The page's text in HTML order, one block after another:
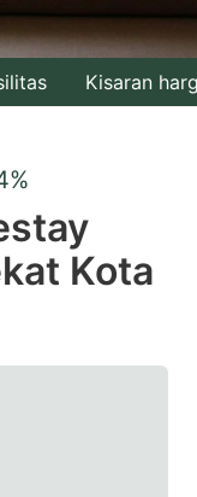
Kisaran
Kota